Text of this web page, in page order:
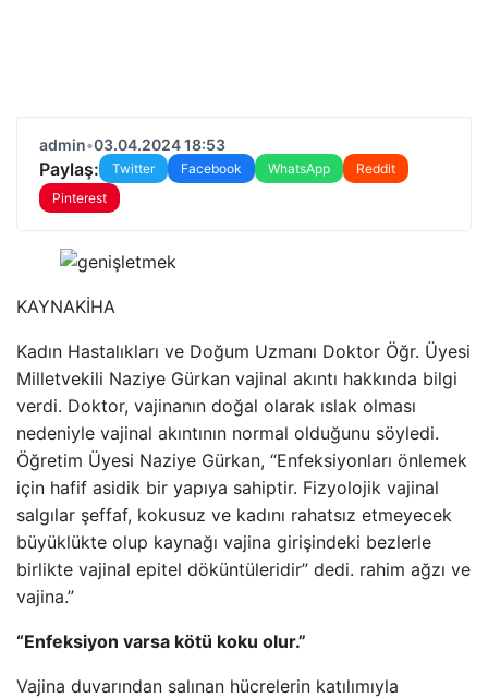
admin•03.04.2024 18:53
Paylaş: Twitter Facebook WhatsApp
Reddit
Pinterest
KAYNAKİHA
Kadın Hastalıkları ve Doğum Uzmanı Doktor Öğr. Üyesi
Milletvekili Naziye Gürkan vajinal akıntı hakkında bilgi
verdi. Doktor, vajinanın doğal olarak ıslak olması
nedeniyle vajinal akıntının normal olduğunu söyledi.
Öğretim Üyesi Naziye Gürkan, “Enfeksiyonları önlemek
için hafif asidik bir yapıya sahiptir. Fizyolojik vajinal
salgılar şeffaf, kokusuz ve kadını rahatsız etmeyecek
büyüklükte olup kaynağı vajina girişindeki bezlerle
birlikte vajinal epitel döküntüleridir” dedi. rahim ağzı ve
vajina.”
“Enfeksiyon varsa kötü koku olur.”
Vajina duvarından salınan hücrelerin katılımıyla